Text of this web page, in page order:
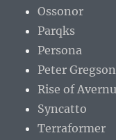
Ossonor
Parqks
Persona
Peter Gregson
Rise of
Syncatto
Terraformer